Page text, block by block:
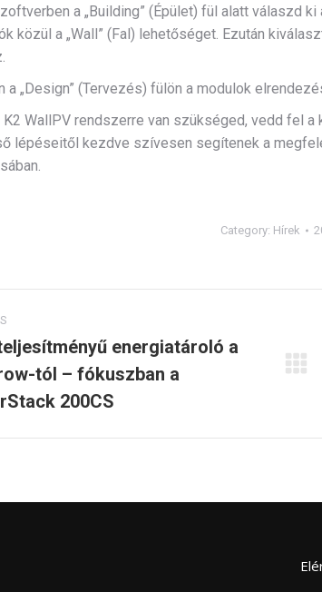
a „Building” (Épület) fül alatt válaszd
közül a „Wall” (Fal) lehetőséget. Ezután
a „Design” (Tervezés) fülön a modulok
K2 WallPV rendszerre van szükséged, vedd fel
lépéseitől kezdve szívesen segítenek a
Category: Hírek
energiatároló a
tól – fókuszban a
200CS